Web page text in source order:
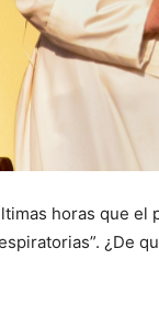
horas que el
¿De